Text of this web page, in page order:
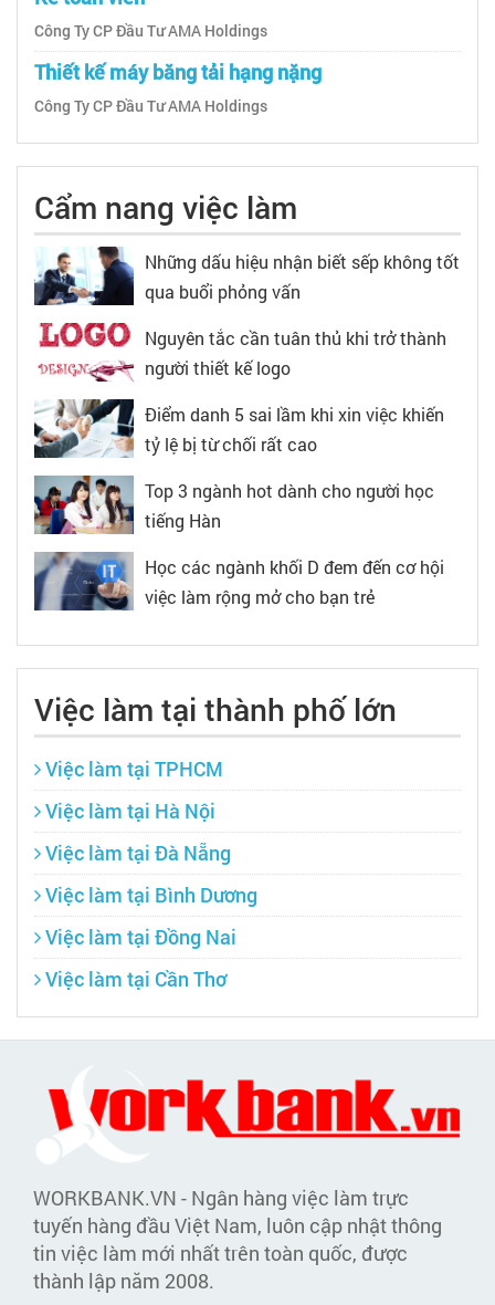
Công Ty CP Đầu Tư AMA Holdings
Thiết kế máy băng tải hạng nặng
Công Ty CP Đầu Tư AMA Holdings
Cẩm nang việc làm
Những dấu hiệu nhận biết sếp không tốt
qua buổi phỏng vấn
Nguyên tắc cần tuân thủ khi trở thành
người thiết kế logo
Điểm danh 5 sai lầm khi xin việc khiến
tỷ lệ bị từ chối rất cao
Top 3 ngành hot dành cho người học
tiếng Hàn
Học các ngành khối D đem đến cơ hội
việc làm rộng mở cho bạn trẻ
Việc làm tại thành phố lớn
Việc làm tại TPHCM
Việc làm tại Hà Nội
Việc làm tại Đà Nẵng
Việc làm tại Bình Dương
Việc làm tại Đồng Nai
Việc làm tại Cần Thơ
WORKBANK.VN - Ngân hàng việc làm trực
tuyến hàng đầu Việt Nam, luôn cập nhật thông
tin việc làm mới nhất trên toàn quốc, được
thành lập năm 2008.